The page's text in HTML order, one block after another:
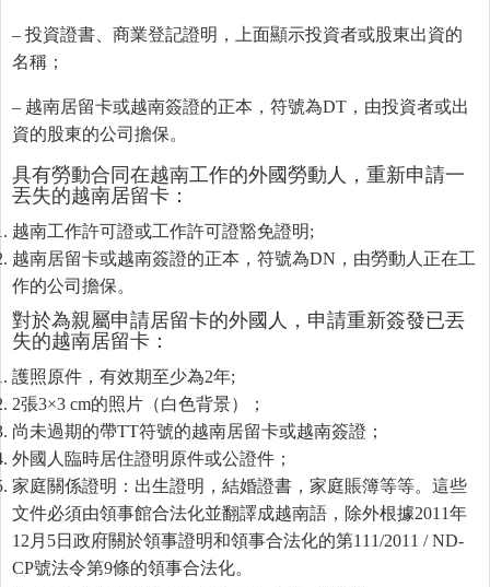
– 投資證書、商業登記證明，上面顯示投資者或股東出資的
名稱；
– 越南居留卡或越南簽證的正本，符號為DT，由投資者或出
資的股東的公司擔保。
具有勞動合同在越南工作的外國勞動人，重新申請一
丟失的越南居留卡：
越南工作許可證或工作許可證豁免證明;
越南居留卡或越南簽證的正本，符號為DN，由勞動人正在工
作的公司擔保。
對於為親屬申請居留卡的外國人，申請重新簽發已丟
失的越南居留卡：
護照原件，有效期至少為2年;
2張3×3 cm的照片（白色背景）；
尚未過期的帶TT符號的越南居留卡或越南簽證；
外國人臨時居住證明原件或公證件；
家庭關係證明：出生證明，結婚證書，家庭賬簿等等。這些
文件必須由領事館合法化並翻譯成越南語，除外根據2011年
12月5日政府關於領事證明和領事合法化的第111/2011 / ND-
CP號法令第9條的領事合法化。